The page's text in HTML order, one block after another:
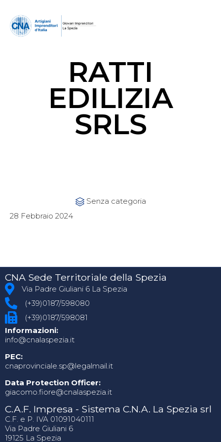
RATTI
EDILIZIA
SRLS
 Category
Senza categoria
28 Febbraio 2024
CNA Sede Territoriale della Spezia
Via Padre Giuliani 6 La Spezia
(+39)0187/598080
(+39)0187/598081
Informazioni:
info@cnalaspezia.it
PEC:
cnaprovinciale.sp@legalmail.it
Data Protection Officer:
giacomo.fiore@cnalaspezia.it
C.A.F. Impresa - Sistema C.N.A. La Spezia srl
C.F. e P. IVA 01091040111
Via Padre Giuliani 6
19125 La Spezia